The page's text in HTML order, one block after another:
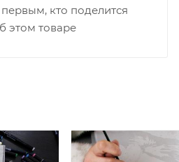
кто поделится
этом товаре